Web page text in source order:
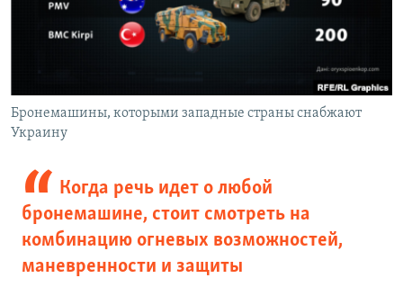
Бронемашины, которыми западные страны снабжают
Украину
Когда речь идет о любой
бронемашине, стоит смотреть на
комбинацию огневых возможностей,
маневренности и защиты